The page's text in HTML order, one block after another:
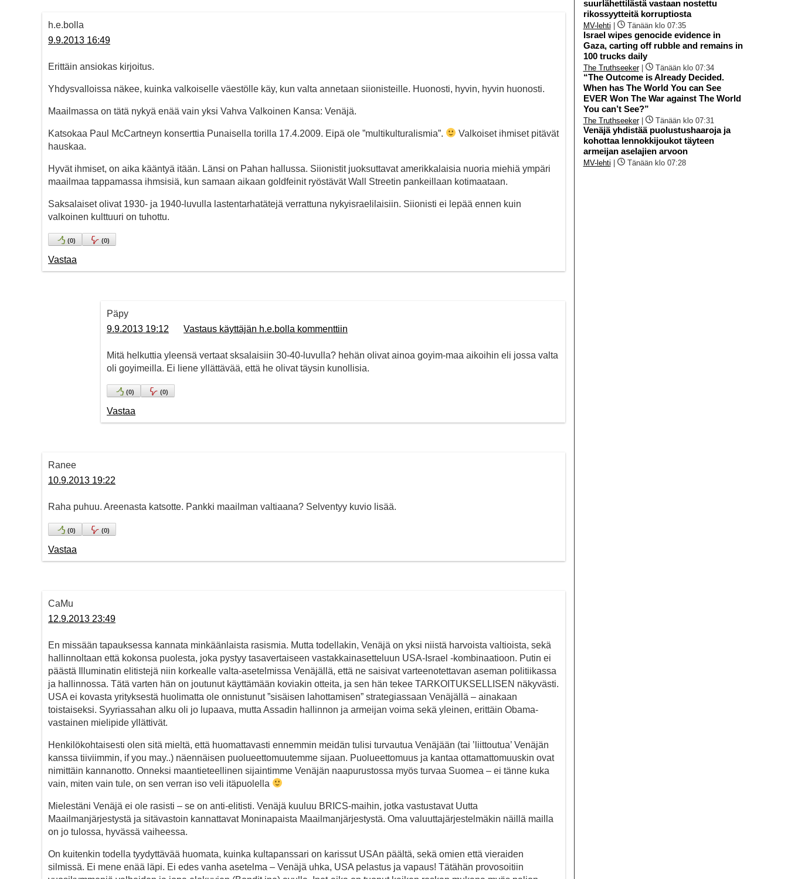
h.e.bolla
9.9.2013 16:49
Erittäin ansiokas kirjoitus.
Yhdysvalloissa näkee, kuinka valkoiselle väestölle käy, kun valta annetaan siionisteille. Huonosti, hyvin, hyvin huonosti.
Maailmassa on tätä nykyä enää vain yksi Vahva Valkoinen Kansa: Venäjä.
Katsokaa Paul McCartneyn konserttia Punaisella torilla 17.4.2009. Eipä ole ”multikulturalismia”.
Valkoiset ihmiset pitävät
hauskaa.
Hyvät ihmiset, on aika kääntyä itään. Länsi on Pahan hallussa. Siionistit juoksuttavat amerikkalaisia nuoria miehiä ympäri
maailmaa tappamassa ihmsisiä, kun samaan aikaan goldfeinit ryöstävät Wall Streetin pankeillaan kotimaataan.
Saksalaiset olivat 1930- ja 1940-luvulla lastentarhatätejä verrattuna nykyisraelilaisiin. Siionisti ei lepää ennen kuin
valkoinen kulttuuri on tuhottu.
(0) (0)
Vastaa
Päpy
9.9.2013 19:12
Vastaus käyttäjän h.e.bolla kommenttiin
Mitä helkuttia yleensä vertaat sksalaisiin 30-40-luvulla? hehän olivat ainoa goyim-maa aikoihin eli jossa valta
oli goyimeilla. Ei liene yllättävää, että he olivat täysin kunollisia.
(0) (0)
Vastaa
Ranee
10.9.2013 19:22
Raha puhuu. Areenasta katsotte. Pankki maailman valtiaana? Selventyy kuvio lisää.
(0) (0)
Vastaa
CaMu
12.9.2013 23:49
En missään tapauksessa kannata minkäänlaista rasismia. Mutta todellakin, Venäjä on yksi niistä harvoista valtioista, sekä
hallinnoltaan että kokonsa puolesta, joka pystyy tasavertaiseen vastakkainasetteluun USA-Israel -kombinaatioon. Putin ei
päästä Illuminatin elitistejä niin korkealle valta-asetelmissa Venäjällä, että ne saisivat varteenotettavan aseman politiikassa
ja hallinnossa. Tätä varten hän on joutunut käyttämään koviakin otteita, ja sen hän tekee TARKOITUKSELLISEN näkyvästi.
USA ei kovasta yrityksestä huolimatta ole onnistunut ”sisäisen lahottamisen” strategiassaan Venäjällä – ainakaan
toistaiseksi. Syyriassahan alku oli jo lupaava, mutta Assadin hallinnon ja armeijan voima sekä yleinen, erittäin Obama-
vastainen mielipide yllättivät.
Henkilökohtaisesti olen sitä mieltä, että huomattavasti ennemmin meidän tulisi turvautua Venäjään (tai ’liittoutua’ Venäjän
kanssa tiiviimmin, if you may..) näennäisen puolueettomuutemme sijaan. Puolueettomuus ja kantaa ottamattomuuskin ovat
nimittäin kannanotto. Onneksi maantieteellinen sijaintimme Venäjän naapurustossa myös turvaa Suomea – ei tänne kuka
vain, miten vain tule, on sen verran iso veli itäpuolella
Mielestäni Venäjä ei ole rasisti – se on anti-elitisti. Venäjä kuuluu BRICS-maihin, jotka vastustavat Uutta
Maailmanjärjestystä ja sitävastoin kannattavat Moninapaista Maailmanjärjestystä. Oma valuuttajärjestelmäkin näillä mailla
on jo tulossa, hyvässä vaiheessa.
On kuitenkin todella tyydyttävää huomata, kuinka kultapanssari on karissut USAn päältä, sekä omien että vieraiden
silmissä. Ei mene enää läpi. Ei edes vanha asetelma – Venäjä uhka, USA pelastus ja vapaus! Tätähän provosoitiin
suurlähettilästä vastaan nostettu
rikossyytteitä korruptiosta
MV-lehti Tänään klo 07:35
Israel wipes genocide evidence in
Gaza, carting off rubble and remains in
100 trucks daily
The Truthseeker| Tänään klo 07:34
“The Outcome is Already Decided.
When has The World You can See
EVER Won The War against The World
You can’t See?”
The Truthseeker| Tänään klo 07:31
Venäjä yhdistää puolustushaaroja ja
kohottaa lennokkijoukot täyteen
armeijan aselajien arvoon
MV-lehti Tänään klo 07:28